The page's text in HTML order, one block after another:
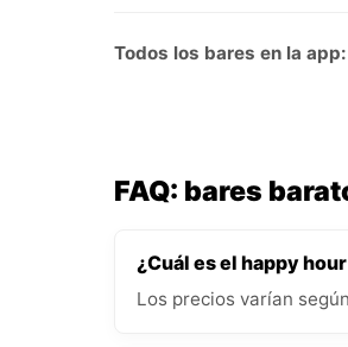
Todos los bares en la app:
FAQ: bares
¿Cuál es el happy
Los precios varían